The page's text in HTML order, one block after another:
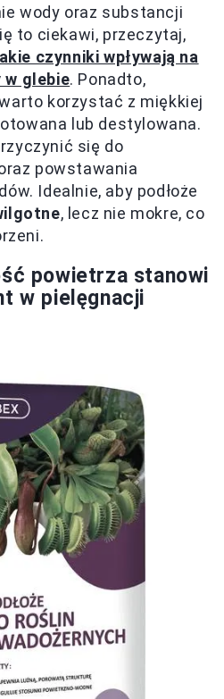
wody oraz substancji
to ciekawi, przeczytaj,
czynniki wpływają na
w glebie. Ponadto,
korzystać z miękkiej
lub destylowana.
się do
powstawania
Idealnie, aby podłoże
, lecz nie mokre, co
powietrza stanowi
w pielęgnacji